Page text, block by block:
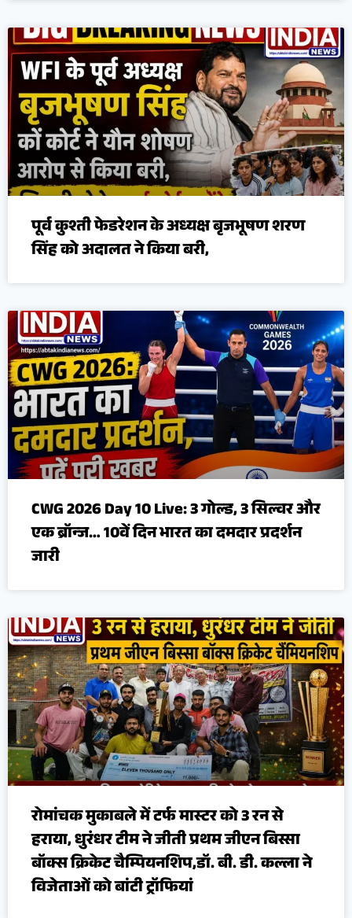
पूर्व कुश्ती फेडरेशन के अध्यक्ष बृजभूषण शरण
सिंह को अदालत ने किया बरी,
CWG 2026 Day 10 Live: 3 गोल्ड, 3 सिल्वर और
एक ब्रॉन्ज… 10वें दिन भारत का दमदार प्रदर्शन
जारी
रोमांचक मुकाबले में टर्फ मास्टर को 3 रन से
हराया, धुरंधर टीम ने जीती प्रथम जीएन बिस्सा
बॉक्स क्रिकेट चैम्पियनशिप,डॉ. बी. डी. कल्ला ने
विजेताओं को बांटी ट्रॉफियां